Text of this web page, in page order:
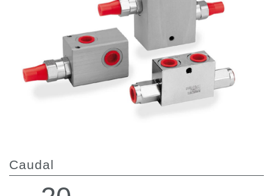
液压集成回路
方向控制阀
过滤阀
Caudal